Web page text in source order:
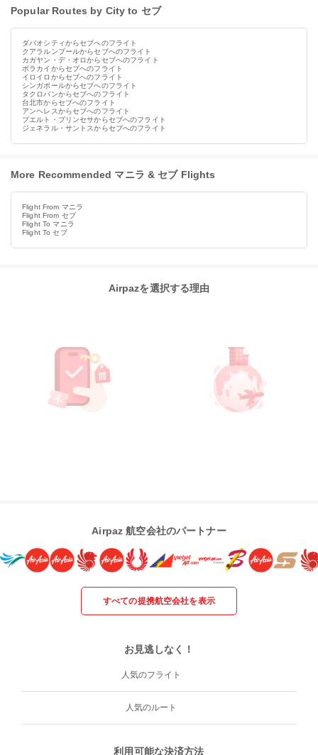
Popular Routes by City to セブ
ダバオシティからセブへのフライト
クアラルンプールからセブへのフライト
カガヤン・デ・オロからセブへのフライト
ボラカイからセブへのフライト
イロイロからセブへのフライト
シンガポールからセブへのフライト
タクロバンからセブへのフライト
台北市からセブへのフライト
アンヘレスからセブへのフライト
プエルト・プリンセサからセブへのフライト
ジェネラル・サントスからセブへのフライト
More Recommended マニラ & セブ Flights
Flight From マニラ
Flight From セブ
Flight To マニラ
Flight To セブ
Airpazを選択する理由
Airpaz 航空会社のパートナー
すべての提携航空会社を表示
お見逃しなく！
人気のフライト
人気のルート
利用可能な決済方法